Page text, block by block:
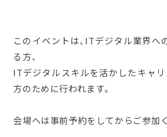
このイベントは、ITデジタル業界へ
る方、
ITデジタルスキルを活かしたキャ
方のために行われます。
会場へは事前予約をしてからご参加